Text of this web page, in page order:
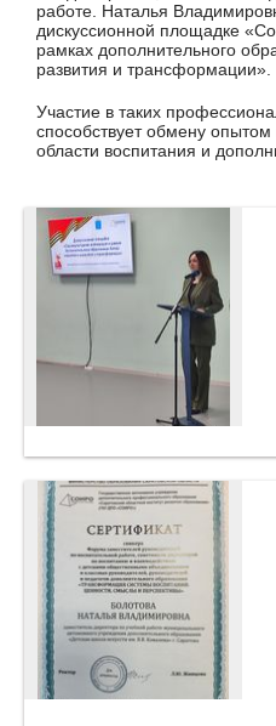
работе. Наталья
дискуссионной площадке
рамках дополнительного
развития и трансформации».
Участие в таких
способствует обмену
области воспитания и